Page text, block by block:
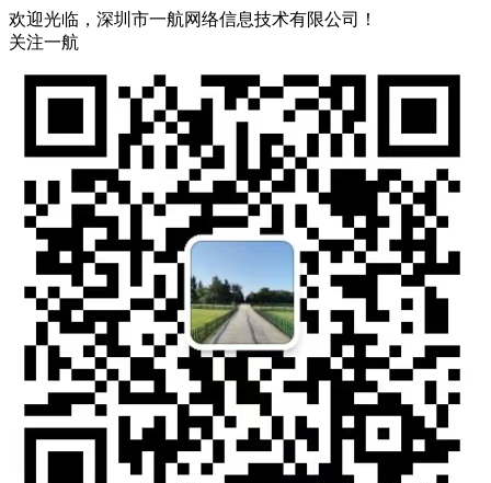
欢迎光临，深圳市一航网络信息技术有限公司！
关注一航